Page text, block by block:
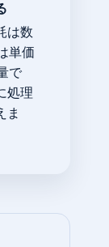
は数
単価
で
処理
ま